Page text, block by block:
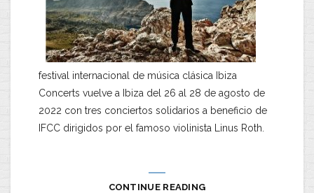
festival internacional de música clásica Ibiza
Concerts vuelve a Ibiza del 26 al 28 de agosto de
2022 con tres conciertos solidarios a beneficio de
IFCC dirigidos por el famoso violinista Linus Roth.
CONTINUE READING